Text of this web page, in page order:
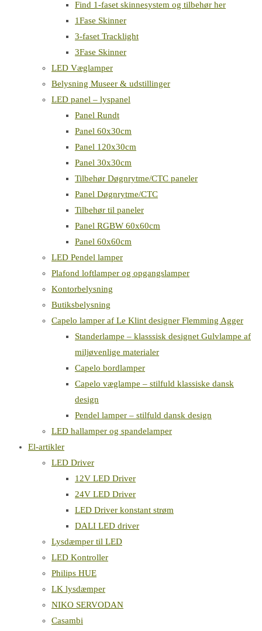
Find 1-faset skinnesystem og tilbehør her
1Fase Skinner
3-faset Tracklight
3Fase Skinner
LED Væglamper
Belysning Museer & udstillinger
LED panel – lyspanel
Panel Rundt
Panel 60x30cm
Panel 120x30cm
Panel 30x30cm
Tilbehør Døgnrytme/CTC paneler
Panel Døgnrytme/CTC
Tilbehør til paneler
Panel RGBW 60x60cm
Panel 60x60cm
LED Pendel lamper
Plafond loftlamper og opgangslamper
Kontorbelysning
Butiksbelysning
Capelo lamper af Le Klint designer Flemming Agger
Standerlampe – klasssisk designet Gulvlampe af
miljøvenlige materialer
Capelo bordlamper
Capelo væglampe – stilfuld klassiske dansk
design
Pendel lamper – stilfuld dansk design
LED hallamper og spandelamper
El-artikler
LED Driver
12V LED Driver
24V LED Driver
LED Driver konstant strøm
DALI LED driver
Lysdæmper til LED
LED Kontroller
Philips HUE
LK lysdæmper
NIKO SERVODAN
Casambi